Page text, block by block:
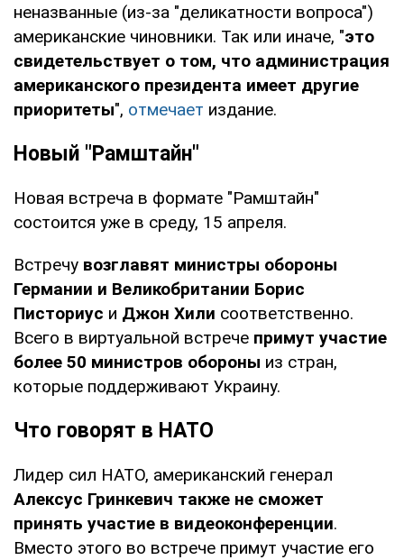
неназванные (из-за "деликатности вопроса")
американские чиновники. Так или иначе, "это
свидетельствует о том, что администрация
американского президента имеет другие
приоритеты", отмечает издание.
Новый "Рамштайн"
Новая встреча в формате "Рамштайн"
состоится уже в среду, 15 апреля.
Встречу возглавят министры обороны
Германии и Великобритании Борис
Писториус и Джон Хили соответственно.
Всего в виртуальной встрече примут участие
более 50 министров обороны из стран,
которые поддерживают Украину.
Что говорят в НАТО
Лидер сил НАТО, американский генерал
Алексус Гринкевич также не сможет
принять участие в видеоконференции.
Вместо этого во встрече примут участие его